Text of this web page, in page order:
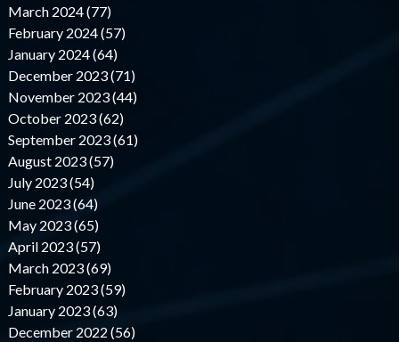
March 2024 (77)
February 2024 (57)
January 2024 (64)
December 2023 (71)
November 2023 (44)
October 2023 (62)
September 2023 (61)
August 2023 (57)
July 2023 (54)
June 2023 (64)
May 2023 (65)
April 2023 (57)
March 2023 (69)
February 2023 (59)
January 2023 (63)
December 2022 (56)